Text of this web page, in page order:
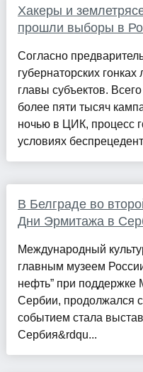
Хакеры и
прошли выборы в
Согласно
губернаторских
главы субъектов.
более пяти тысяч
ночью в ЦИК, процесс
условиях
В Белграде во
Дни Эрмитажа в
Международный
главным музеем
нефть” при поддержке
Сербии, продолжался
событием стала
Сербия&rdqu...